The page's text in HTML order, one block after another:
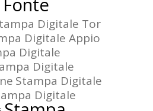
Digitale Tor
Digitale Appio
Digitale
Digitale
Stampa Digitale
Digitale